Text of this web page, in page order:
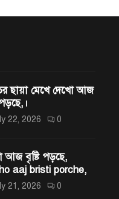
ছায়া মেখে দেখো আজ
22, 2026 0
আজ বৃষ্টি পড়ছে,
aaj bristi porche,
21, 2026 0